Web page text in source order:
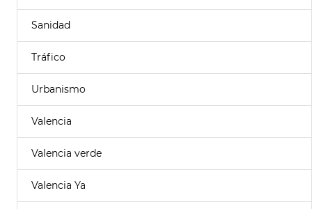
Sanidad
Tráfico
Urbanismo
Valencia
Valencia verde
Valencia Ya